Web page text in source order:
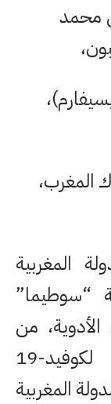
محمد
المغرب،
المغربية
“سوطيما”
من
أجل تصنيع اللقاح المضاد لكوفيد-19
المغربية